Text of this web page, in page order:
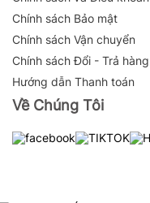
Chính sách Bảo mật
Chính sách Vận chuyển
Chính sách Đổi - Trả hàng
Hướng dẫn Thanh toán
Về Chúng Tôi